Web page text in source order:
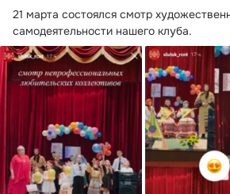
21 марта состоялся смотр
самодеятельности нашего клуба.